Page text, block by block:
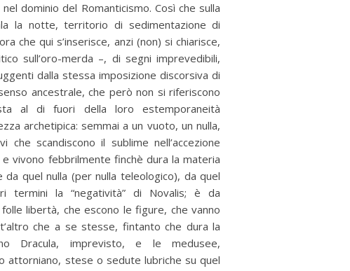
dominio del Romanticismo. Così che sulla
la notte, territorio di sedimentazione di
che qui s’inserisce, anzi (non) si chiarisce,
sull’oro-merda –, di segni imprevedibili,
dalla stessa imposizione discorsiva di
ancestrale, che però non si riferiscono
al di fuori della loro estemporaneità
archetipica: semmai a un vuoto, un nulla,
scandiscono il sublime nell’accezione
vivono febbrilmente finchè dura la materia
quel nulla (per nulla teleologico), da quel
termini la “negatività” di Novalis; è da
folle libertà, che escono le figure, che vanno
che a se stesse, fintanto che dura la
Dracula, imprevisto, e le medusee,
attorniano, stese o sedute lubriche su quel